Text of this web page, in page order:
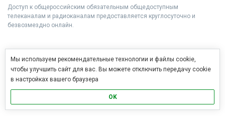
Доступ к общероссийским обязательным общедоступным
телеканалам и радиоканалам предоставляется круглосуточно и
безвозмездно онлайн.
Мы используем рекомендательные технологии и файлы cookie,
чтобы улучшить сайт для вас. Вы можете отключить передачу cookie
в настройках вашего браузера
OK